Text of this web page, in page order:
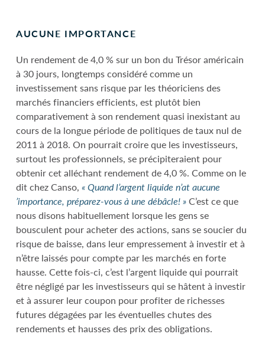
AUCUNE IMPORTANCE
Un rendement de 4,0 % sur un bon du Trésor américain
à 30 jours, longtemps considéré comme un
investissement sans risque par les théoriciens des
marchés financiers efficients, est plutôt bien
comparativement à son rendement quasi inexistant au
cours de la longue période de politiques de taux nul de
2011 à 2018. On pourrait croire que les investisseurs,
surtout les professionnels, se précipiteraient pour
obtenir cet alléchant rendement de 4,0 %. Comme on le
dit chez Canso, « Quand l’argent liquide n’at aucune
’importance, préparez-vous à une débâcle! »C’est ce que
nous disons habituellement lorsque les gens se
bousculent pour acheter des actions, sans se soucier du
risque de baisse, dans leur empressement à investir et à
n’être laissés pour compte par les marchés en forte
hausse. Cette fois-ci, c’est l’argent liquide qui pourrait
être négligé par les investisseurs qui se hâtent à investir
et à assurer leur coupon pour profiter de richesses
futures dégagées par les éventuelles chutes des
rendements et hausses des prix des obligations.